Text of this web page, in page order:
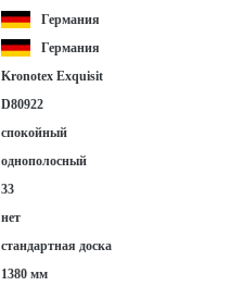
Германия
Германия
Kronotex Exquisit
D80922
спокойный
однополосный
33
нет
стандартная доска
1380 мм